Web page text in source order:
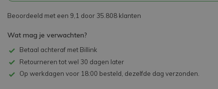
Beoordeeld met een 9,1 door 35.808 klanten
Wat mag je verwachten?
Betaal achteraf met Billink
Retourneren tot wel 30 dagen later
Op werkdagen voor 18:00 besteld, dezelfde dag verzonden.